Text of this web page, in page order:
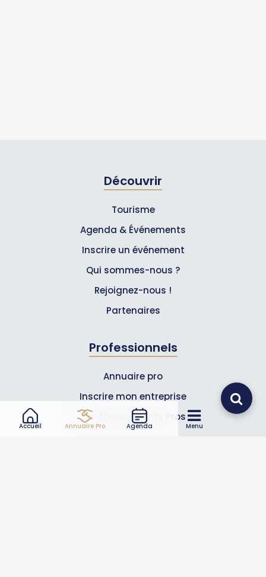
Accueil Annuaire Pro Agenda Menu
Découvrir
Tourisme
Agenda & Événements
Inscrire un événement
Qui sommes-nous ?
Rejoignez-nous !
Partenaires
Professionnels
Annuaire pro
Inscrire mon entreprise
Les Abonnements Pros